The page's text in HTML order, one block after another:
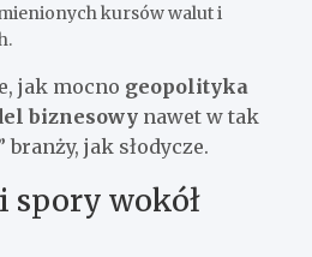
kursów walut i
jak mocno geopolityka
biznesowy nawet w tak
jak słodycze.
spory wokół